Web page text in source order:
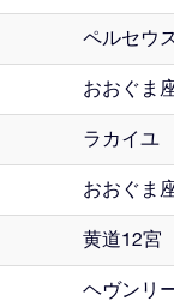
ペルセウ
おおぐま
ラカイユ
おおぐま
黄道12宮
ヘヴンリ